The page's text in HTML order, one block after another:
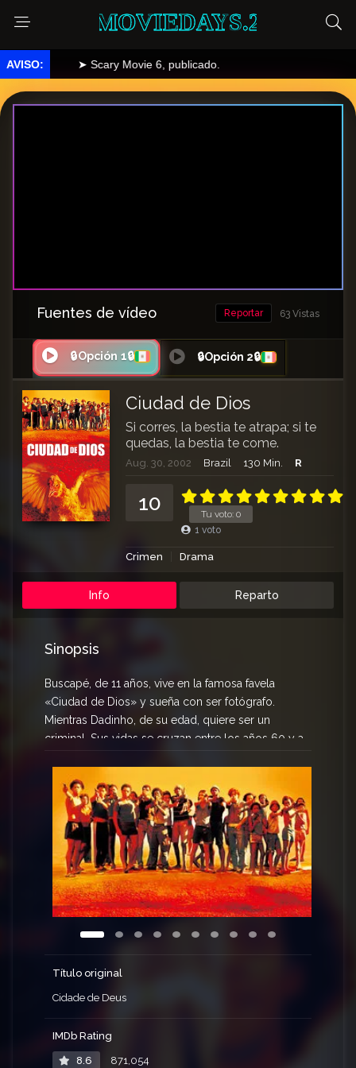
MOVIEDAYS.2
➤ Scary Movie 6, publicado.
Fuentes de vídeo 63 Vistas
Reportar
🔒Opción 1🔒 🔒Opción 2🔒
Ciudad de Dios
Si corres, la bestia te atrapa; si te
quedas, la bestia te come.
Aug. 30, 2002 Brazil 130 Min. R
Tu voto: 0
10
1 voto
Crimen Drama
Info Reparto
Sinopsis
Buscapé, de 11 años, vive en la famosa favela
«Ciudad de Dios» y sueña con ser fotógrafo.
Mientras Dadinho, de su edad, quiere ser un
criminal. Sus vidas se cruzan entre los años 60 y a
Título original
Cidade de Deus
IMDb Rating
8.6 871,054